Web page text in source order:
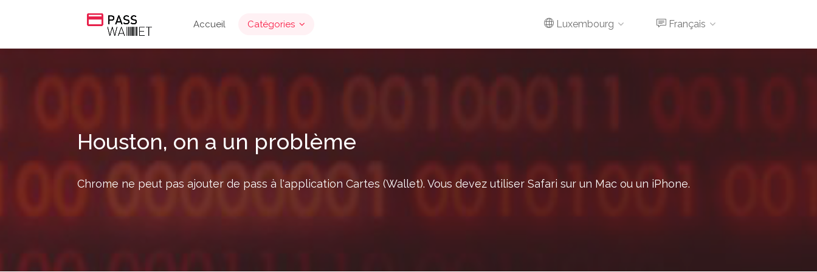
Accueil Catégories Luxembourg Français
Houston, on a un problème
Chrome ne peut pas ajouter de pass à l'application Cartes (Wallet). Vous devez utiliser Safari sur un Mac ou un iPhone.